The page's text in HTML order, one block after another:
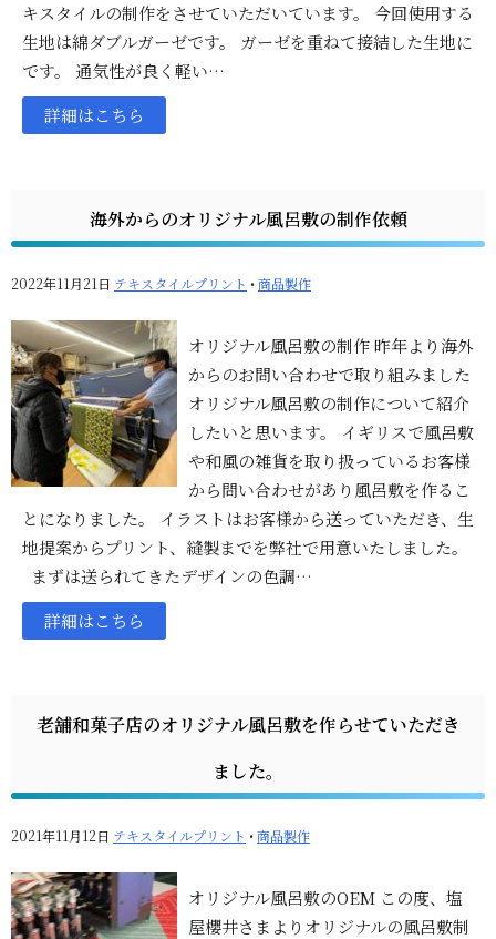
キスタイルの制作をさせていただいています。 今回使用する
生地は綿ダブルガーゼです。 ガーゼを重ねて接結した生地に
です。 通気性が良く軽い…
詳細はこちら
海外からのオリジナル風呂敷の制作依頼
2022年11月21日 テキスタイルプリント •商品製作
オリジナル風呂敷の制作 昨年より海外
からのお問い合わせで取り組みました
オリジナル風呂敷の制作について紹介
したいと思います。 イギリスで風呂敷
や和風の雑貨を取り扱っているお客様
から問い合わせがあり風呂敷を作るこ
とになりました。 イラストはお客様から送っていただき、生
地提案からプリント、縫製までを弊社で用意いたしました。
まずは送られてきたデザインの色調…
詳細はこちら
老舗和菓子店のオリジナル風呂敷を作らせていただき
ました。
2021年11月12日 テキスタイルプリント •商品製作
オリジナル風呂敷のOEM この度、塩
屋櫻井さまよりオリジナルの風呂敷制